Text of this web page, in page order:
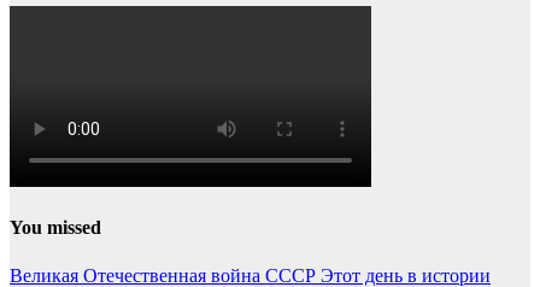
You missed
Великая Отечественная война СССР Этот день в истории